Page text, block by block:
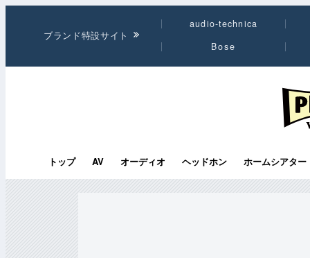
ブランド特設サイト
audio-technica
Bose
トップ AV オーディオ ヘッドホン ホームシアター